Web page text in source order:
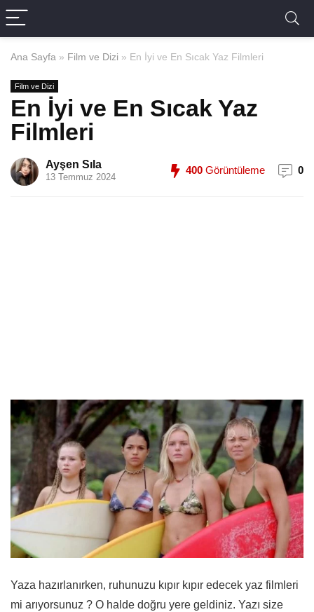
Ana Sayfa » Film ve Dizi » En İyi ve En Sıcak Yaz Filmleri
Film ve Dizi
En İyi ve En Sıcak Yaz
Filmleri
Ayşen Sıla
13 Temmuz 2024
400 Görüntüleme 0
Yaza hazırlanırken, ruhunuzu kıpır kıpır edecek yaz filmleri
mi arıyorsunuz ? O halde doğru yere geldiniz. Yazı size